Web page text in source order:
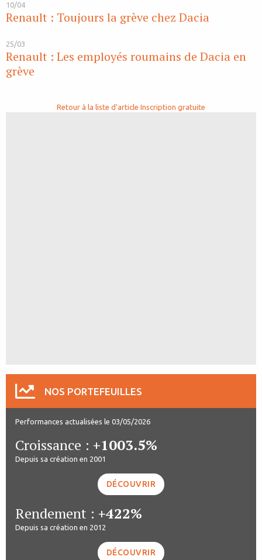
10/04
Renault : Toujours la grève chez Dacia
25/03
Renault : Les employés roumains de Dacia en
grève
Retour à la liste d'article Inscription gratuite
NOS PORTEFEUILLES
Performances actualisées le 03/05/2026
Croissance : +1003.5%
Depuis sa création en 2001
DÉCOUVRIR
Rendement : +422%
Depuis sa création en 2012
DÉCOUVRIR